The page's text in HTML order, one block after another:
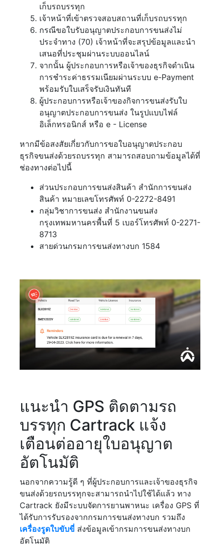
เก็บรถบรรทุก
เจ้าหน้าที่เข้าตรวจสอบสถานที่เก็บรถบรรทุก
กรณีขอใบรับอนุญาตประกอบการขนส่งไม่
ประจำทาง (70) เจ้าหน้าที่จะสรุปข้อมูลและนำ
เสนอที่ประชุมผ่านระบบออนไลน์
จากนั้น ผู้ประกอบการหรือเจ้าของธุรกิจดำเนิน
การชำระค่าธรรมเนียมผ่านระบบ e-Payment
พร้อมรับใบเสร็จรับเงินทันที
ผู้ประกอบการหรือเจ้าของกิจการขนส่งรับใบ
อนุญาตประกอบการขนส่ง ในรูปแบบไฟล์
อิเล็กทรอนิกส์ หรือ e - License
หากมีข้อสงสัยเกี่ยวกับการขอใบอนุญาตประกอบ
ธุรกิจขนส่งด้วยรถบรรทุก สามารถสอบถามข้อมูลได้ที่
ช่องทางต่อไปนี้
ส่วนประกอบการขนส่งสินค้า สำนักการขนส่ง
สินค้า หมายเลขโทรศัพท์ 0-2272-8491
กลุ่มวิชาการขนส่ง สำนักงานขนส่ง
กรุงเทพมหานครพื้นที่ 5 เบอร์โทรศัพท์ 0-2271-
8713
สายด่วนกรมการขนส่งทางบก 1584
แนะนำ GPS ติดตามรถ
บรรทุก Cartrack แจ้ง
เตือนต่ออายุใบอนุญาต
อัตโนมัติ
นอกจากความรู้ดี ๆ ที่ผู้ประกอบการและเจ้าของธุรกิจ
ขนส่งด้วยรถบรรทุกจะสามารถนำไปใช้ได้แล้ว ทาง
Cartrack ยังมีระบบจัดการยานพาหนะ เครื่อง GPS ที่
ได้รับการรับรองจากกรมการขนส่งทางบก รวมถึง
เครื่องรูดใบขับขี่ ส่งข้อมูลเข้ากรมการขนส่งทางบก
อัตโนมัติ